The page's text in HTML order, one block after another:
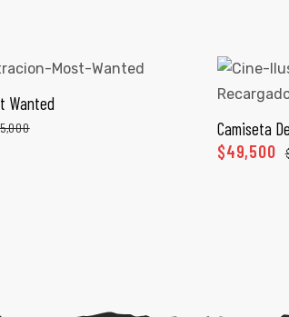
OPCIONES
Wanted
Camiseta
$49,500